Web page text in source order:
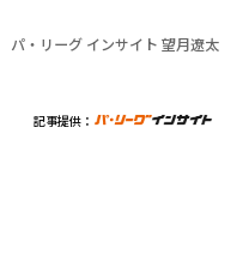
パ・リーグ インサイト 望月遼太
記事提供：